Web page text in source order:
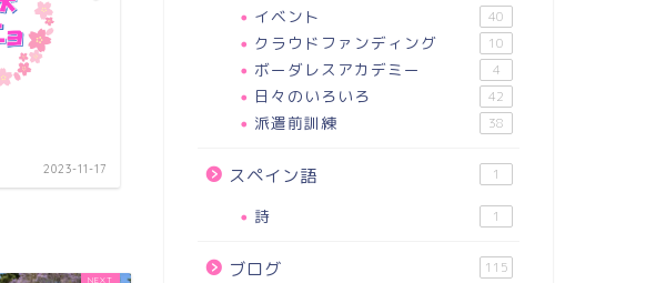
2023-11-17
ペンディエンテ 今日書く記事リスト
イベント 40
クラウドファンディング 10
ボーダレスアカデミー 4
日々のいろいろ 42
派遣前訓練 38
スペイン語 1
詩 1
ブログ 115